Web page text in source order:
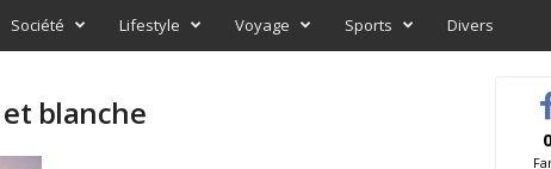
Société Lifestyle Voyage Sports Divers
blanche